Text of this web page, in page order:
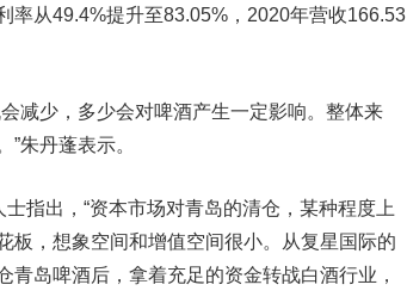
率从49.4%提升至83.05%，2020年营收166.53
少，多少会对啤酒产生一定影响。整体来
朱丹蓬表示。
指出，“资本市场对青岛的清仓，某种程度上
板，想象空间和增值空间很小。从复星国际的
岛啤酒后，拿着充足的资金转战白酒行业，